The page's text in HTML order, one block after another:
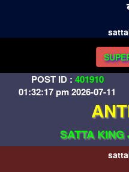
POST ID : 401910
01:32:17 pm 2026-07-11
SATTA KING